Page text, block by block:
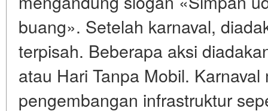
buang». Setelah karnaval,
terpisah. Beberapa aksi
atau Hari Tanpa Mobil.
pengembangan infrastruktur